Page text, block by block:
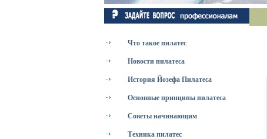
Что такое пилатес
Новости пилатеса
История Йозефа Пилатеса
Основные принципы пилатеса
Советы начинающим
Техника пилатес